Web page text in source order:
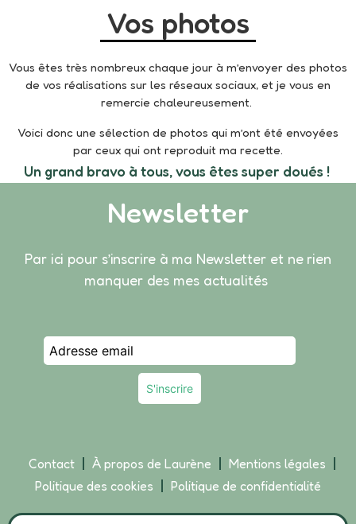
Vos photos
Vous êtes très nombreux chaque jour à m’envoyer des photos
de vos réalisations sur les réseaux sociaux, et je vous en
remercie chaleureusement.
Voici donc une sélection de photos qui m’ont été envoyées
par ceux qui ont reproduit ma recette.
Un grand bravo à tous, vous êtes super doués !
Newsletter
Par ici pour s’inscrire à ma Newsletter et ne rien
manquer des mes actualités
Contact À propos de Laurène
Mentions légales
Politique des cookies
Politique de confidentialité